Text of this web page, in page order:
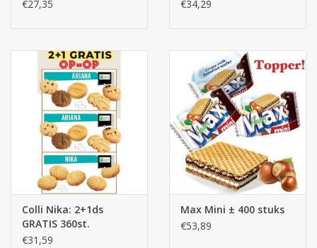
€27,35
€34,29
Colli Nika: 2+1ds
GRATIS 360st.
€31,59
Max Mini ± 400 stuks
€53,89